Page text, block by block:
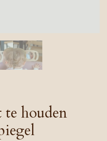
te houden